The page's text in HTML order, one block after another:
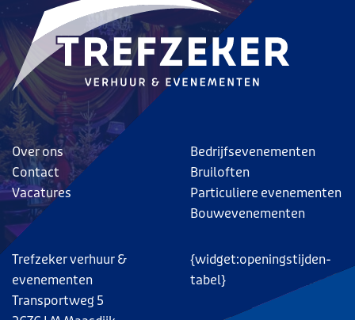
Over ons
Contact
Vacatures
Bedrijfsevenementen
Bruiloften
Particuliere evenementen
Bouwevenementen
Trefzeker verhuur &
evenementen
Transportweg 5
{widget:openingstijden-
tabel}